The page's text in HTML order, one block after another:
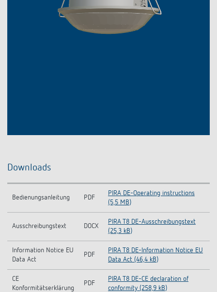
Downloads
Bedienungsanleitung PDF
PIRA DE-Operating instructions
(5,5 MB)
Ausschreibungstext DOCX
PIRA T8 DE-Ausschreibungstext
(25,3 kB)
Information Notice EU
Data Act
PDF
PIRA T8 DE-Information Notice EU
Data Act (46,4 kB)
CE
Konformitätserklärung
PDF
PIRA T8 DE-CE declaration of
conformity (258,9 kB)